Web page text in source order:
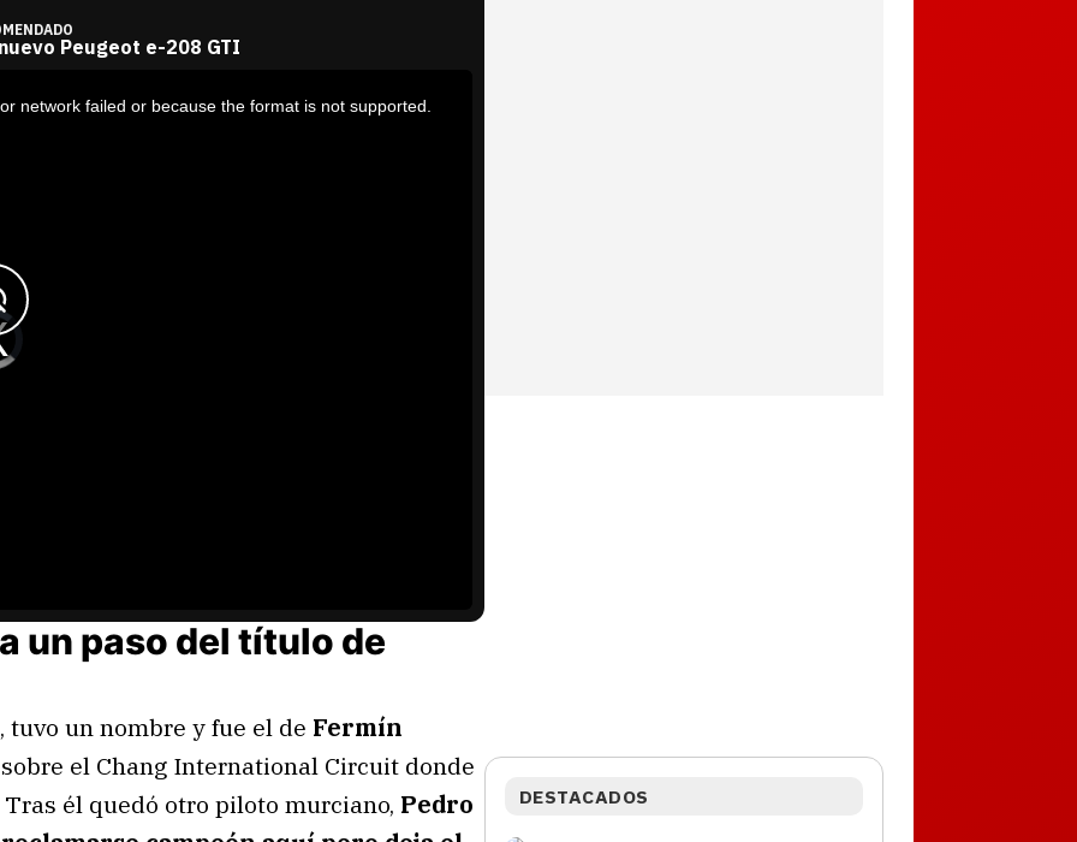
Peugeot e-208 GTI
network failed or because the format is not supported.
un paso del título de
, tuvo un nombre y fue el de Fermín
el Chang International Circuit donde
Tras él quedó otro piloto murciano, Pedro
DESTACADOS